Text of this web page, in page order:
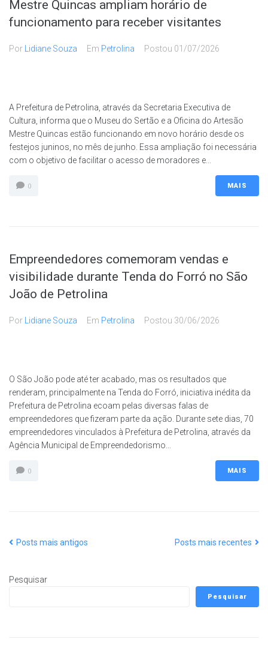
Mestre Quincas ampliam horário de
funcionamento para receber visitantes
Por Lidiane Souza Em Petrolina Postou 01/07/2026
A Prefeitura de Petrolina, através da Secretaria Executiva de
Cultura, informa que o Museu do Sertão e a Oficina do Artesão
Mestre Quincas estão funcionando em novo horário desde os
festejos juninos, no mês de junho. Essa ampliação foi necessária
com o objetivo de facilitar o acesso de moradores e...
0 MAIS
Empreendedores comemoram vendas e
visibilidade durante Tenda do Forró no São
João de Petrolina
Por Lidiane Souza Em Petrolina Postou 30/06/2026
O São João pode até ter acabado, mas os resultados que
renderam, principalmente na Tenda do Forró, iniciativa inédita da
Prefeitura de Petrolina ecoam pelas diversas falas de
empreendedores que fizeram parte da ação. Durante sete dias, 70
empreendedores vinculados à Prefeitura de Petrolina, através da
Agência Municipal de Empreendedorismo...
0 MAIS
Posts mais antigos Posts mais recentes
Pesquisar
Pesquisar